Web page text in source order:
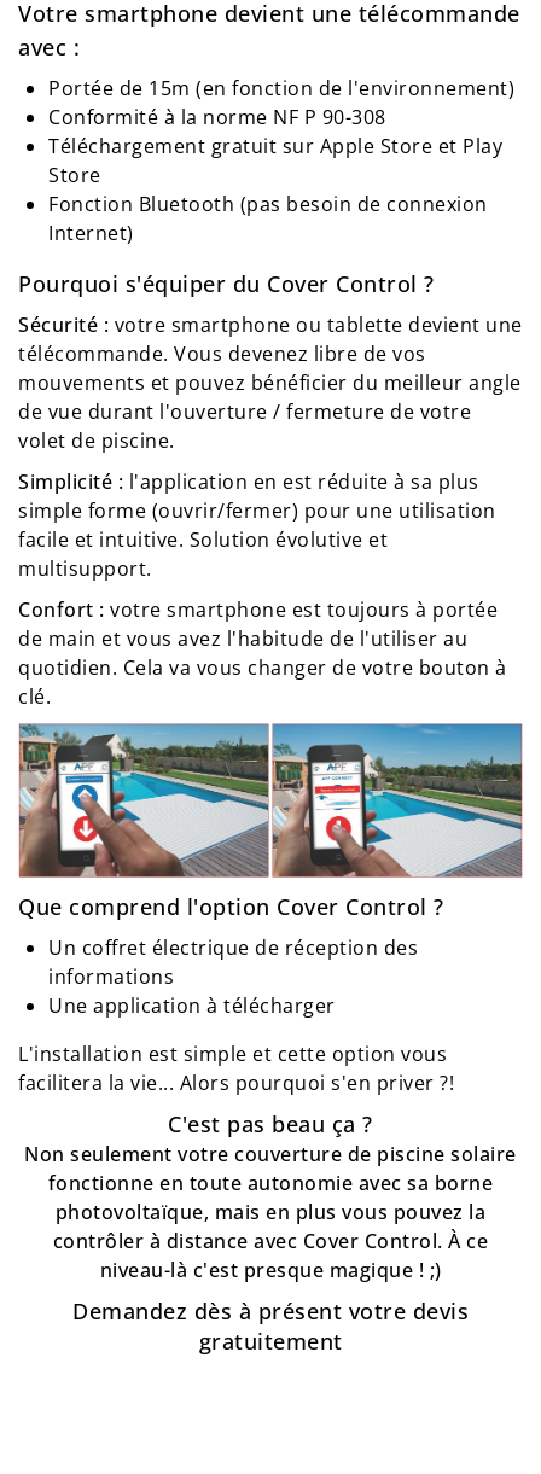
Votre smartphone devient une télécommande
avec :
Portée de 15m (en fonction de l'environnement)
Conformité à la norme NF P 90-308
Téléchargement gratuit sur Apple Store et Play
Store
Fonction Bluetooth (pas besoin de connexion
Internet)
Pourquoi s'équiper du Cover Control ?
Sécurité : votre smartphone ou tablette devient une
télécommande. Vous devenez libre de vos
mouvements et pouvez bénéficier du meilleur angle
de vue durant l'ouverture / fermeture de votre
volet de piscine.
Simplicité : l'application en est réduite à sa plus
simple forme (ouvrir/fermer) pour une utilisation
facile et intuitive. Solution évolutive et
multisupport.
Confort : votre smartphone est toujours à portée
de main et vous avez l'habitude de l'utiliser au
quotidien. Cela va vous changer de votre bouton à
clé.
Que comprend l'option Cover Control ?
Un coffret électrique de réception des
informations
Une application à télécharger
L'installation est simple et cette option vous
facilitera la vie... Alors pourquoi s'en priver ?!
C'est pas beau ça ?
Non seulement votre couverture de piscine solaire
fonctionne en toute autonomie avec sa borne
photovoltaïque, mais en plus vous pouvez la
contrôler à distance avec Cover Control. À ce
niveau-là c'est presque magique ! ;)
Demandez dès à présent votre devis
gratuitement